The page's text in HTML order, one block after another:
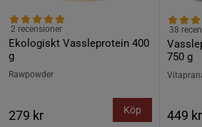
Ekologiskt Vassleprotein 400
g
2 recensioner
Rawpowder
279 kr Köp
750 g
38
449 kr